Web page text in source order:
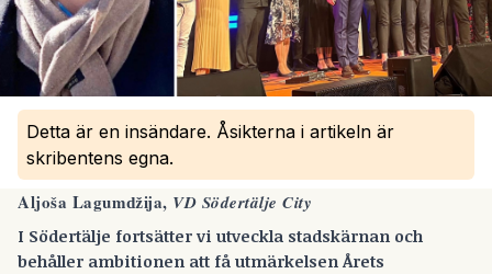
Detta är en insändare. Åsikterna i artikeln är
skribentens egna.
Aljoša Lagumǆija, VD Södertälje City
I Södertälje fortsätter vi utveckla stadskärnan och
behåller ambitionen att få utmärkelsen Årets